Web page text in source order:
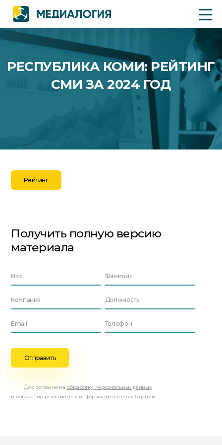
РЕСПУБЛИКА КОМИ: РЕЙТИНГ
СМИ ЗА 2024 ГОД
Рейтинг
Получить полную версию
материала
Даю согласие на обработку персональных данных
и получение рекламных и информационных сообщений.